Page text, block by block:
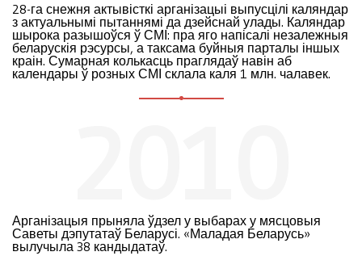
28-га снежня актывісткі арганізацыі выпусцілі каляндар
з актуальнымі пытаннямі да дзейснай улады. Каляндар
шырока разышоўся ў СМІ: пра яго напісалі незалежныя
беларускія рэсурсы, а таксама буйныя парталы іншых
краін. Сумарная колькасць праглядаў навін аб
календары ў розных СМІ склала каля 1 млн. чалавек.
Арганізацыя прыняла ўдзел у выбарах у мясцовыя
Саветы дэпутатаў Беларусі. «Маладая Беларусь»
вылучыла 38 кандыдатаў.